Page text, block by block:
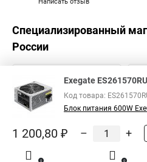
Специализированный
России
Exegate
Код товара:
Блок питания 600W
1 200,80 ₽ – +
0 0